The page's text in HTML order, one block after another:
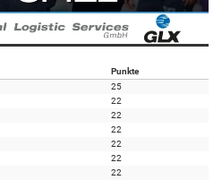
Punkte
25
22
22
22
22
22
22